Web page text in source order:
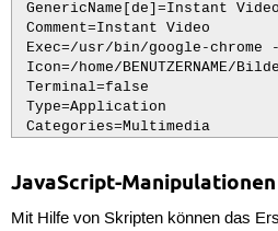
GenericName[de]=Instant
Comment=Instant Video
Exec=/usr/bin/google-
Icon=/home/BENUTZERNAME/
Terminal=false
Type=Application
Categories=Multimedia
JavaScript-Manipulationen
Mit Hilfe von Skripten können das